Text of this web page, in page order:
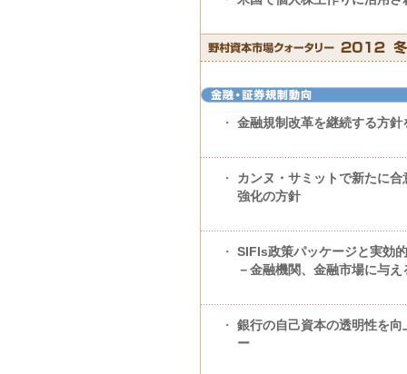
・ 金融規制改革を継続する方
・
カンヌ・サミットで新たに
強化の方針
・
SIFIs政策パッケージと実
－金融機関、金融市場に与
・
銀行の自己資本の透明性を
ー